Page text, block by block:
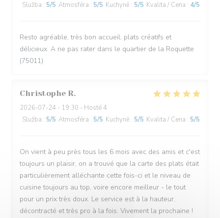
Služba : 5/5 Atmosféra : 5/5 Kuchyně : 5/5 Kvalita / Cena : 4/5
Resto agréable, très bon accueil, plats créatifs et
délicieux. A ne pas rater dans le quartier de la Roquette
(75011)
Christophe R
2026-07-24 - 19:30 - Hosté 4
Služba : 5/5 Atmosféra : 5/5 Kuchyně : 5/5 Kvalita / Cena : 5/5
On vient à peu près tous les 6 mois avec des amis et c'est
toujours un plaisir, on a trouvé que la carte des plats était
particulièrement alléchante cette fois-ci et le niveau de
cuisine toujours au top, voire encore meilleur - le tout
pour un prix très doux. Le service est à la hauteur,
décontracté et très pro à la fois. Vivement la prochaine !